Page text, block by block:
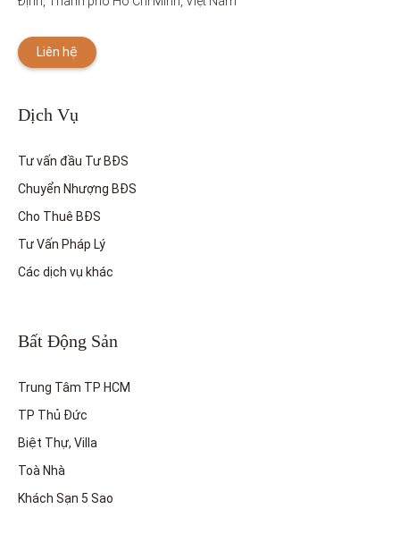
Liên hệ
Dịch Vụ
Tư vấn đầu Tư BĐS
Chuyển Nhượng BĐS
Cho Thuê BĐS
Tư Vấn Pháp Lý
Các dịch vụ khác
Bất Động Sản
Trung Tâm TP HCM
TP Thủ Đức
Biệt Thự, Villa
Toà Nhà
Khách Sạn 5 Sao